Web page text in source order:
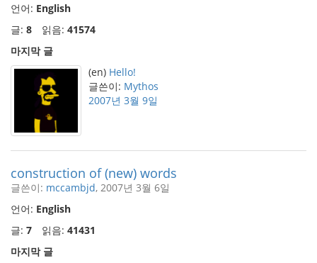
언어: English
글: 8 읽음: 41574
마지막 글
(en) Hello!
글쓴이: Mythos
2007년 3월 9일
construction of (new) words
글쓴이: mccambjd, 2007년 3월 6일
언어: English
글: 7 읽음: 41431
마지막 글